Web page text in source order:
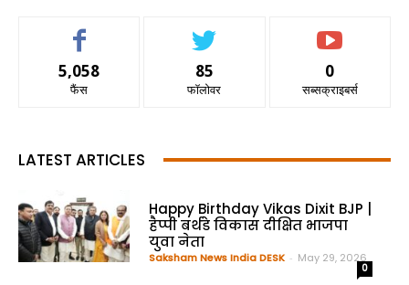
5,058
फैंस
85
फॉलोवर
0
सब्सक्राइबर्स
LATEST ARTICLES
Happy Birthday Vikas Dixit BJP |
हैप्पी बर्थडे विकास दीक्षित भाजपा
युवा नेता
Saksham News India DESK - May 29, 2026
0